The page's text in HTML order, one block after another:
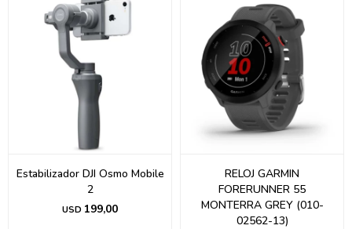
Estabilizador DJI Osmo Mobile
2
USD 199,00
RELOJ GARMIN
FORERUNNER 55
MONTERRA GREY (010-
02562-13)